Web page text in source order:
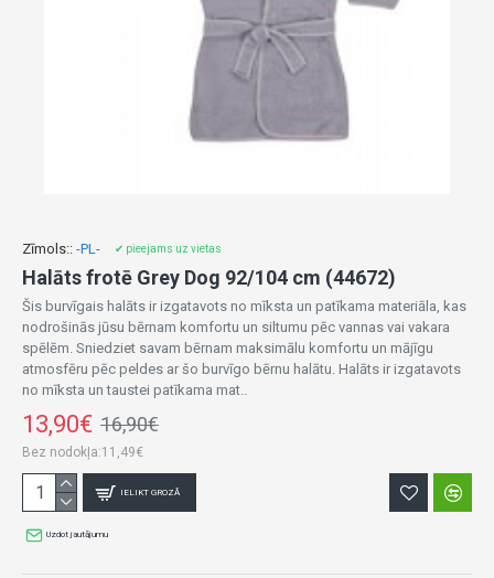
Zīmols:: -PL- ✔ pieejams uz vietas
Halāts frotē Grey Dog 92/104 cm (44672)
Šis burvīgais halāts ir izgatavots no mīksta un patīkama materiāla, kas
nodrošinās jūsu bērnam komfortu un siltumu pēc vannas vai vakara
spēlēm. Sniedziet savam bērnam maksimālu komfortu un mājīgu
atmosfēru pēc peldes ar šo burvīgo bērnu halātu. Halāts ir izgatavots
no mīksta un taustei patīkama mat..
13,90€ 16,90€
Bez nodokļa:11,49€
IELIKT GROZĀ
Uzdot jautājumu